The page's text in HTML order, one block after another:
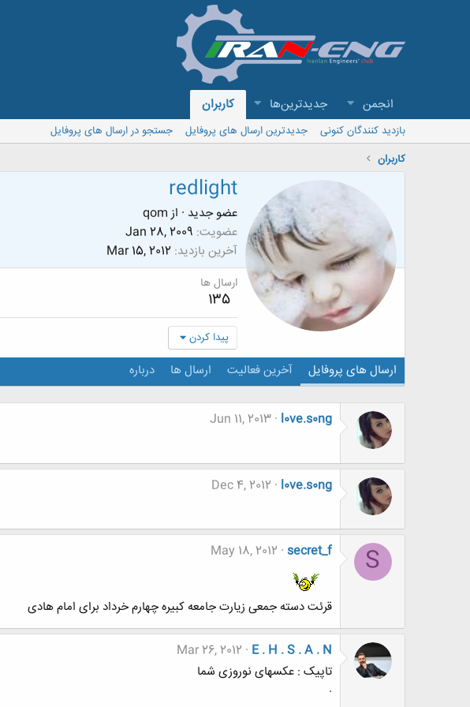
انجمن جدیدترین‌ها کاربران
بازدید کنندگان کنونی جدیدترین ارسال های پروفایل
جستجو در ارسال های پروفایل
کاربران
redlight
عضو جدید · از qom
عضویت Jan 28, 2009
آخرین بازدید Mar 15, 2012
ارسال ها
135
پیدا کردن
ارسال های پروفایل آخرین فعالیت ارسال ها درباره
l0ve.s0ng
Jun 11, 2013
l0ve.s0ng
Dec 4, 2012
S
secret_f
May 18, 2012
قرئت دسته جمعی زیارت جامعه کبیره چهارم خرداد برای امام هادی
E . H . S . A . N
Mar 26, 2012
تاپیک : عکسهای نوروزی شما
.